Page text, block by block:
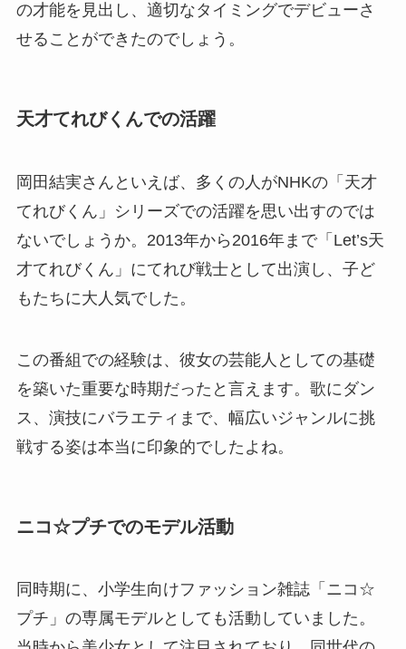
の才能を見出し、適切なタイミングでデビューさ
せることができたのでしょう。
天才てれびくんでの活躍
岡田結実さんといえば、多くの人がNHKの「天才
てれびくん」シリーズでの活躍を思い出すのでは
ないでしょうか。2013年から2016年まで「Let’s天
才てれびくん」にてれび戦士として出演し、子ど
もたちに大人気でした。
この番組での経験は、彼女の芸能人としての基礎
を築いた重要な時期だったと言えます。歌にダン
ス、演技にバラエティまで、幅広いジャンルに挑
戦する姿は本当に印象的でしたよね。
ニコ☆プチでのモデル活動
同時期に、小学生向けファッション雑誌「ニコ☆
プチ」の専属モデルとしても活動していました。